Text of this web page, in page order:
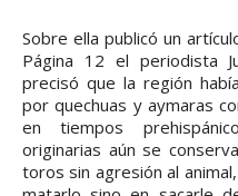
Sobre ella publicó un
Página 12 el periodista
precisó que la región
por quechuas y aymaras
en tiempos
originarias aún se
toros sin agresión al